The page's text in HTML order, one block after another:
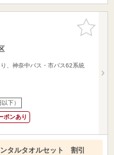
お気に入
りに追加
、神奈中バス・市バス62系統
下）
ポンあり
タルタオルセット 割引